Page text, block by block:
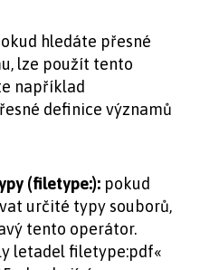
hledáte přesné
lze použít tento
například
definice významů
(filetype:): pokud
určité typy souborů,
tento operátor.
letadel filetype:pdf«